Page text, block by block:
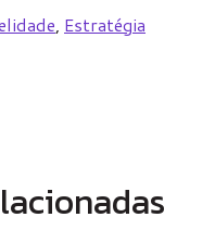
, Estratégia